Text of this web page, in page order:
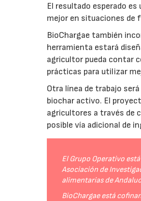
El resultado esperado
mejor en situaciones de
BioChargae también
herramienta estará
agricultor pueda contar
prácticas para utilizar
Otra línea de trabajo
biochar activo. El
agricultores a través de
posible vía adicional de
El Grupo Operativo
Asociación de
alimentarias de
BioChargae está